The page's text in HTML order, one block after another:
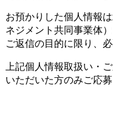
お預かりした個人情報
ネジメント共同事業体
ご返信の目的に限り、
上記個人情報取扱い・
いただいた方のみご応募